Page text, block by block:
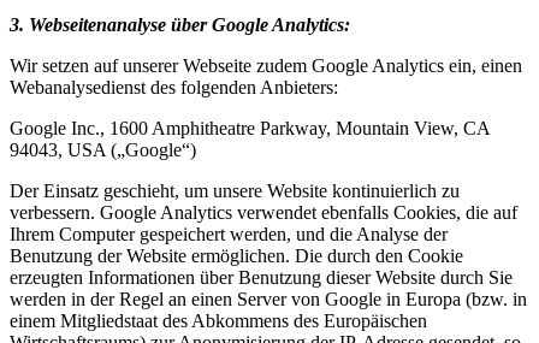
3. Webseitenanalyse über Google Analytics:
Wir setzen auf unserer Webseite zudem Google Analytics ein, einen
Webanalysedienst des folgenden Anbieters:
Google Inc., 1600 Amphitheatre Parkway, Mountain View, CA
94043, USA („Google“)
Der Einsatz geschieht, um unsere Website kontinuierlich zu
verbessern. Google Analytics verwendet ebenfalls Cookies, die auf
Ihrem Computer gespeichert werden, und die Analyse der
Benutzung der Website ermöglichen. Die durch den Cookie
erzeugten Informationen über Benutzung dieser Website durch Sie
werden in der Regel an einen Server von Google in Europa (bzw. in
einem Mitgliedstaat des Abkommens des Europäischen